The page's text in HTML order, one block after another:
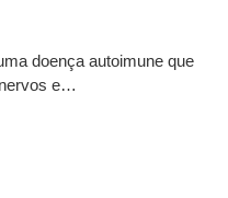
doença autoimune que
e…